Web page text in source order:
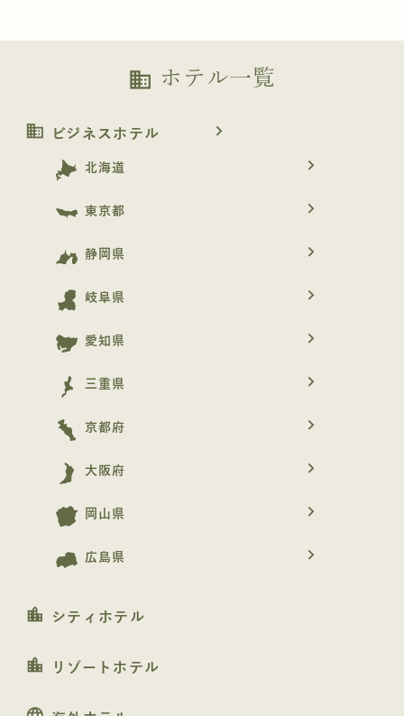
business ホテル一覧
business ビジネスホテル navigate_next
北海道 navigate_next
東京都 navigate_next
静岡県 navigate_next
岐阜県 navigate_next
愛知県 navigate_next
三重県 navigate_next
京都府 navigate_next
大阪府 navigate_next
岡山県 navigate_next
広島県 navigate_next
location_city シティホテル
location_city リゾートホテル